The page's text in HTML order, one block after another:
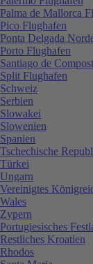
Palma de Mallorca
Pico Flughafen
Ponta Delgada
Porto Flughafen
Santiago de
Split Flughafen
Schweiz
Serbien
Slowakei
Slowenien
Spanien
Tschechische
Türkei
Ungarn
Vereinigtes
Wales
Zypern
Portugiesisches
Restliches Kroatien
Rhodos